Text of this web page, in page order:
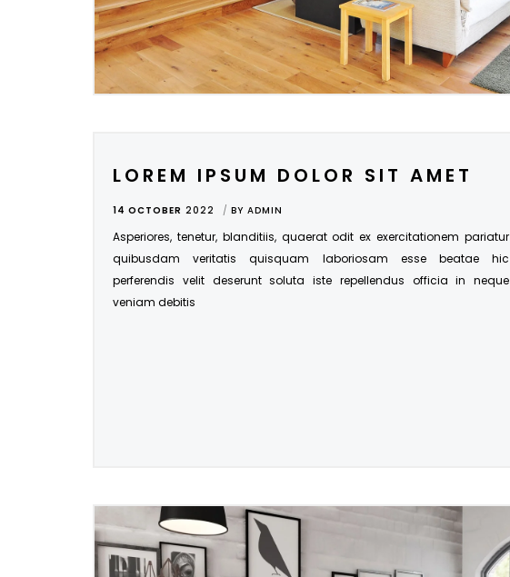
LOREM IPSUM DOLOR SIT AMET
14 OCTOBER 2022 BY ADMIN
Asperiores, tenetur, blanditiis, quaerat odit ex exercitationem pariatur
quibusdam veritatis quisquam laboriosam esse beatae hic
perferendis velit deserunt soluta iste repellendus officia in neque
veniam debitis